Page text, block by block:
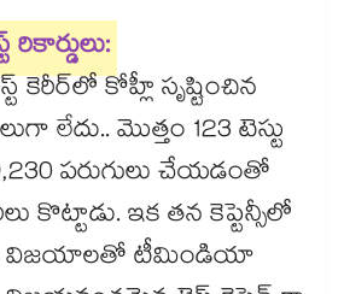
కెరీర్‌లో కోహ్లీ సృష్టించిన
లేదు.. మొత్తం 123 టెస్టు
పరుగులు చేయడంతో
కొట్టాడు. ఇక తన కెప్టెన్సీలో
విజయాలతో టీమిండియా